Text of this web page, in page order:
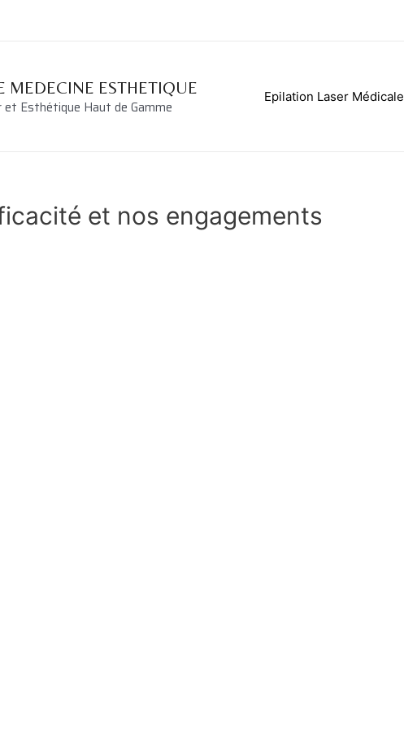
MEDECINE ESTHETIQUE
et Esthétique Haut de Gamme
Epilation Laser Médicale
et nos engagements